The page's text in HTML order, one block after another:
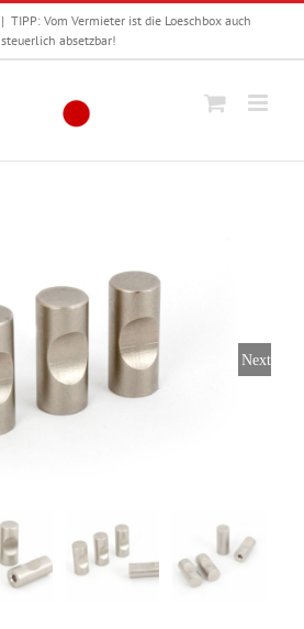
| TIPP: Vom Vermieter ist die Loeschbox auch
steuerlich absetzbar!
Next